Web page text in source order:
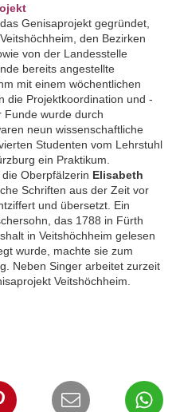
Genisaprojekt gegründet,
den Bezirken
von der Landesstelle
bereits angestellte
mit einem wöchentlichen
die Projektkoordination und -
Funde wurde durch
neun wissenschaftliche
Studenten vom Lehrstuhl
ein Praktikum.
Oberpfälzerin Elisabeth
Schriften aus der Zeit vor
und übersetzt. Ein
das 1788 in Fürth
in Veitshöchheim gelesen
wurde, machte sie zum
Neben Singer arbeitet zurzeit
Veitshöchheim.